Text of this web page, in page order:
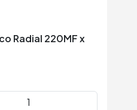
Radial 220MF x